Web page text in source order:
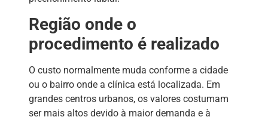
Região onde o
procedimento é realizado
O custo normalmente muda conforme a cidade
ou o bairro onde a clínica está localizada. Em
grandes centros urbanos, os valores costumam
ser mais altos devido à maior demanda e à